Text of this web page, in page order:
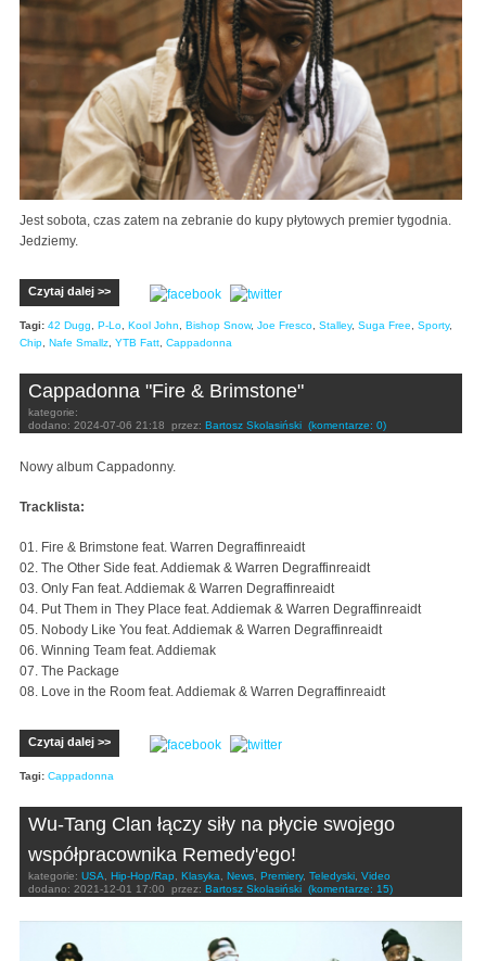
Jest sobota, czas zatem na zebranie do kupy płytowych premier tygodnia.
Jedziemy.
Czytaj dalej >>
Tagi: 42 Dugg P-Lo Kool John Bishop Snow, Joe Fresco Stalley, Suga Free Sporty,
Chip Nafe Smallz YTB Fatt Cappadonna
Cappadonna "Fire & Brimstone"
kategorie:
dodano: 2024-07-06 21:18 przez: Bartosz Skolasiński (komentarze: 0)
Nowy album Cappadonny.
Tracklista:
01. Fire & Brimstone feat. Warren Degraffinreaidt
02. The Other Side feat. Addiemak & Warren Degraffinreaidt
03. Only Fan feat. Addiemak & Warren Degraffinreaidt
04. Put Them in They Place feat. Addiemak & Warren Degraffinreaidt
05. Nobody Like You feat. Addiemak & Warren Degraffinreaidt
06. Winning Team feat. Addiemak
07. The Package
08. Love in the Room feat. Addiemak & Warren Degraffinreaidt
Czytaj dalej >>
Tagi: Cappadonna
Wu-Tang Clan łączy siły na płycie swojego
współpracownika Remedy'ego!
kategorie: USA Hip-Hop/Rap Klasyka News Premiery, Teledyski Video
dodano: 2021-12-01 17:00 przez: Bartosz Skolasiński (komentarze: 15)